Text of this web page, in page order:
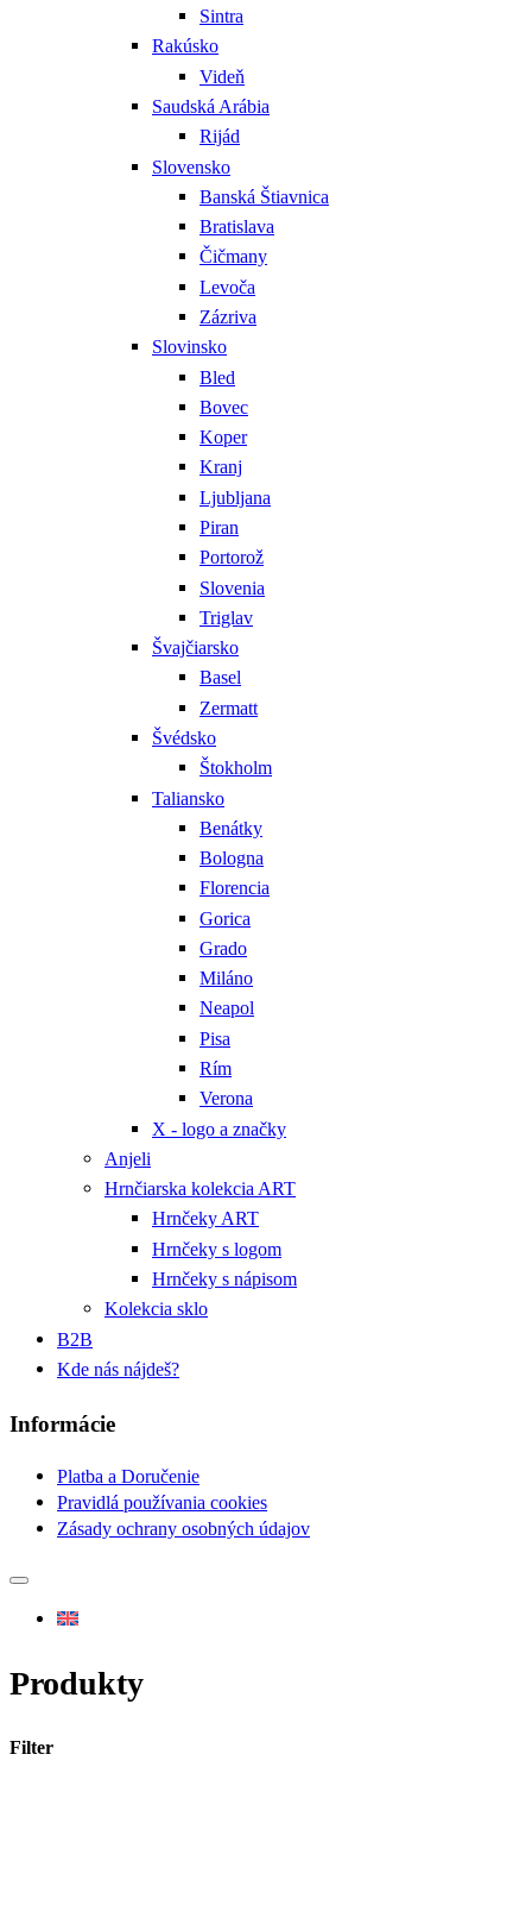
Sintra
Rakúsko
Videň
Saudská Arábia
Rijád
Slovensko
Banská Štiavnica
Bratislava
Čičmany
Levoča
Zázriva
Slovinsko
Bled
Bovec
Koper
Kranj
Ljubljana
Piran
Portorož
Slovenia
Triglav
Švajčiarsko
Basel
Zermatt
Švédsko
Štokholm
Taliansko
Benátky
Bologna
Florencia
Gorica
Grado
Miláno
Neapol
Pisa
Rím
Verona
X - logo a značky
Anjeli
Hrnčiarska kolekcia ART
Hrnčeky ART
Hrnčeky s logom
Hrnčeky s nápisom
Kolekcia sklo
B2B
Kde nás nájdeš?
Informácie
Platba a Doručenie
Pravidlá používania cookies
Zásady ochrany osobných údajov
Produkty
Filter